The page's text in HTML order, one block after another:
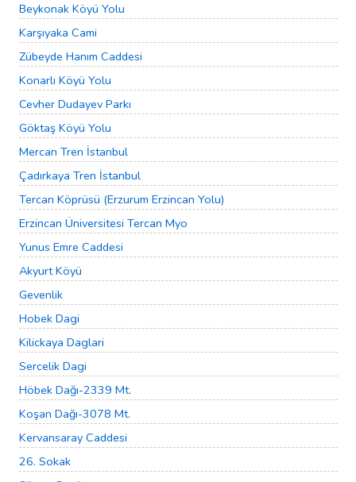
Beykonak Köyü Yolu
Karşıyaka Cami
Zübeyde Hanım Caddesi
Konarlı Köyü Yolu
Cevher Dudayev Parkı
Göktaş Köyü Yolu
Mercan Tren İstanbul
Çadırkaya Tren İstanbul
Tercan Köprüsü (Erzurum Erzincan Yolu)
Erzincan Üniversitesi Tercan Myo
Yunus Emre Caddesi
Akyurt Köyü
Gevenlik
Hobek Dagi
Kilickaya Daglari
Sercelik Dagi
Höbek Dağı-2339 Mt.
Koşan Dağı-3078 Mt.
Kervansaray Caddesi
26. Sokak